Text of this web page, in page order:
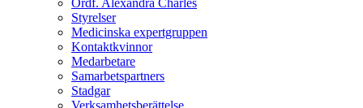
Ordf. Alexandra Charles
Styrelser
Medicinska expertgruppen
Kontaktkvinnor
Medarbetare
Samarbetspartners
Stadgar